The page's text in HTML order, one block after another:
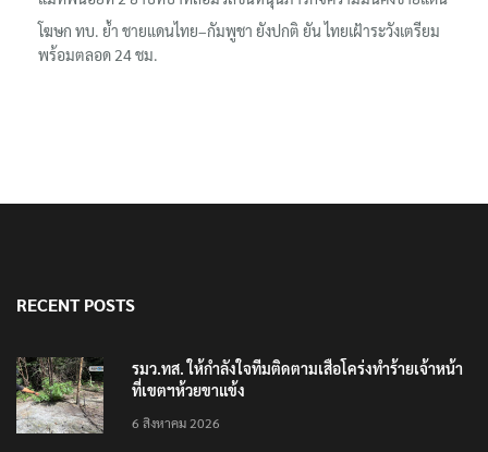
โฆษก ทบ. ย้ำ ชายแดนไทย–กัมพูชา ยังปกติ ยัน ไทยเฝ้าระวังเตรียม
พร้อมตลอด 24 ชม.
RECENT POSTS
รมว.ทส. ให้กำลังใจทีมติดตามเสือโคร่งทำร้ายเจ้าหน้า
ที่เขตฯห้วยขาแข้ง
6 สิงหาคม 2026